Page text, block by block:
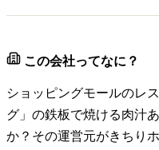
この会社ってなに？
ショッピングモールのレ
グ」の鉄板で焼ける肉汁
か？その運営元がきちり